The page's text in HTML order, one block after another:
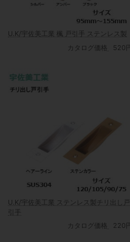
U.K/宇佐美工業 楓 戸引手 ステンレス製
カタログ価格
520円
U.K/宇佐美工業 ステンレス製チリ出し戸
引手
カタログ価格
220円